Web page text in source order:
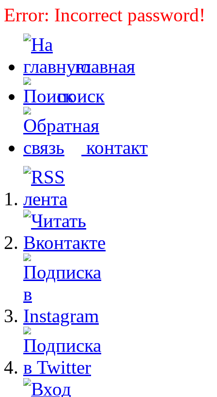
Error: Incorrect password!
главная
поиск
контакт